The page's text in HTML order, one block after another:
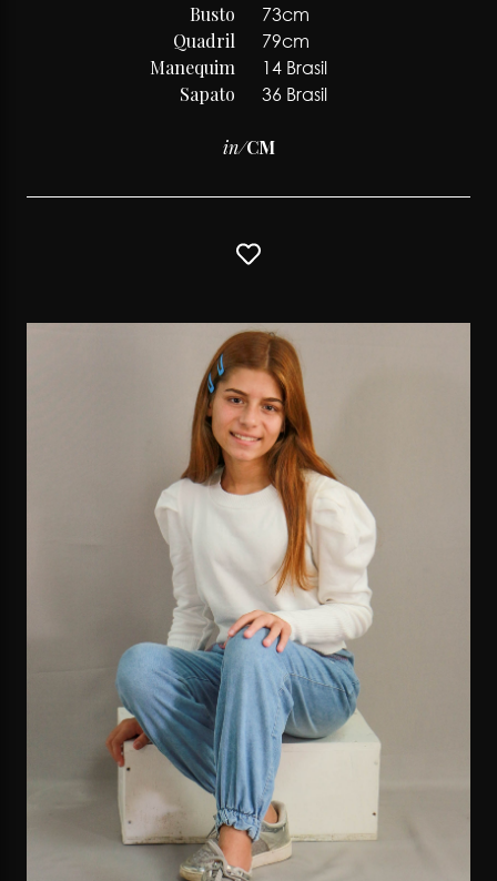
Busto 73cm
Quadril 79cm
Manequim 14 Brasil
Sapato 36 Brasil
in/CM